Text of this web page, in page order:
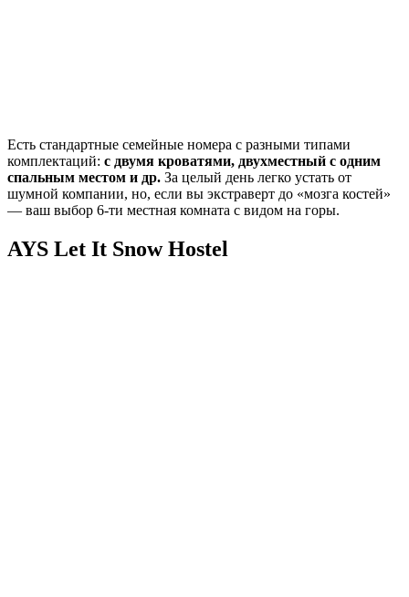
Есть стандартные семейные номера с разными типами
комплектаций: с двумя кроватями, двухместный с одним
спальным местом и др. За целый день легко устать от
шумной компании, но, если вы экстраверт до «мозга костей»
— ваш выбор 6-ти местная комната с видом на горы.
AYS Let It Snow Hostel